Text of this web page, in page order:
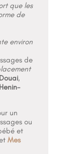
que les
de
environ
de
Douai,
Henin-
un
ou
et
Mes